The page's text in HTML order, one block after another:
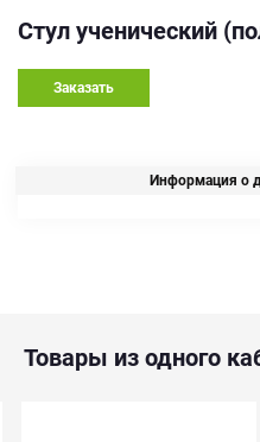
Стул ученический
Заказать
Информация о
Товары из одного